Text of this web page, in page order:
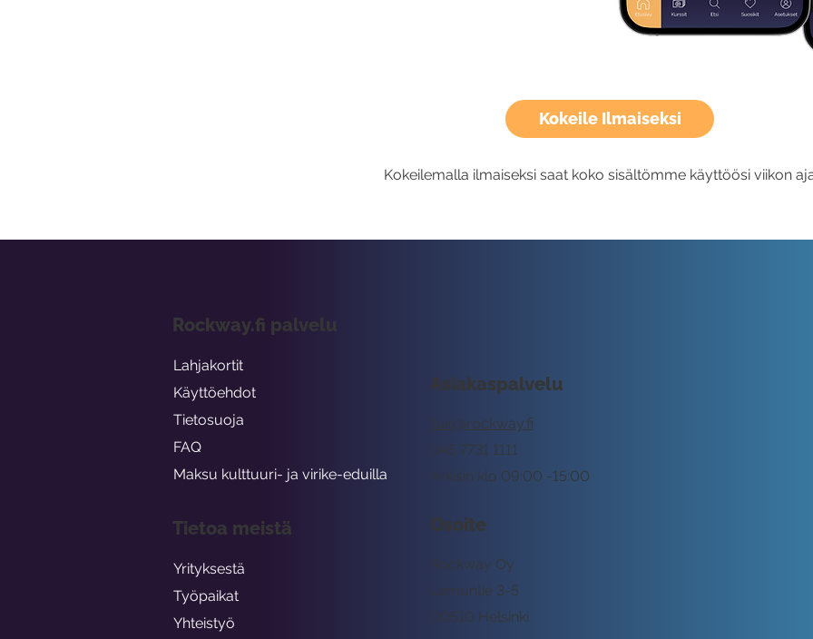
Kokeile Ilmaiseksi
Kokeilemalla ilmaiseksi saat koko sisältömme käyttöösi viikon
Asiakaspalvelu
tuki@rockway.fi
Arkisin klo 09:00 -15:00
045 7731 1111
Osoite
Rockway Oy
Lemuntie 3-5
00510 Helsinki
Rockway.fi palvelu
Lahjakortit
Käyttöehdot
Tietosuoja
FAQ
Maksu kulttuuri- ja virike-eduilla
Tietoa meistä
Yrityksestä
Työpaikat
Yhteistyö